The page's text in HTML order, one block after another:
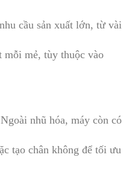
cầu sản xuất lớn, từ vài
mẻ, tùy thuộc vào
nhũ hóa, máy còn có
tạo chân không để tối ưu